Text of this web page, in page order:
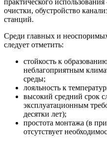
очистки, обустройство
станций.
Среди главных и
следует отметить:
стойкость к
неблагоприятным
среды;
лояльность к
высокий средний срок
эксплуатационным
десятки лет);
простота монтажа (в
отсутствует